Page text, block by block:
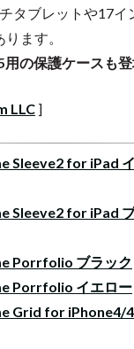
タブレットや17イ
ます。
用の保護ケースも
LLC ]
Sleeve2 for iPad
Sleeve2 for iPad
Porrfolio ブラック
Porrfolio イエロー
Grid for iPhone4/